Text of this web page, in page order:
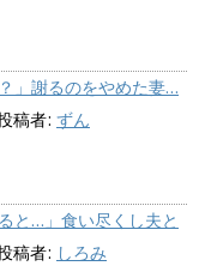
」謝るのをやめた妻…
稿者: ずん
と…」食い尽くし夫と
稿者: しろみ